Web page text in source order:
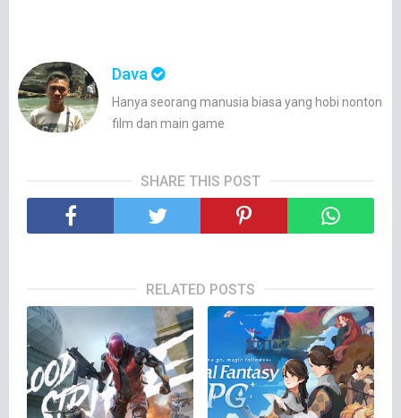
Dava
Hanya seorang manusia biasa yang hobi nonton
film dan main game
SHARE THIS POST
RELATED POSTS